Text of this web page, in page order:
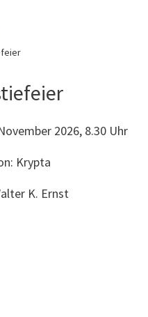
2026, 8.30 Uhr
Krypta
K. Ernst